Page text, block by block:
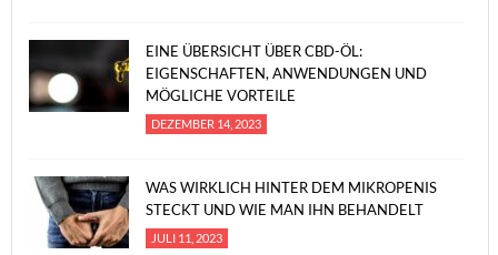
EINE ÜBERSICHT ÜBER CBD-ÖL:
EIGENSCHAFTEN, ANWENDUNGEN UND
MÖGLICHE VORTEILE
DEZEMBER 14, 2023
WAS WIRKLICH HINTER DEM MIKROPENIS
STECKT UND WIE MAN IHN BEHANDELT
JULI 11, 2023